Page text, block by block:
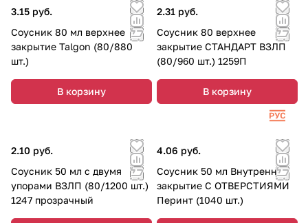
3.15 руб.
Соусник 80 мл верхнее
закрытие Talgon (80/880
шт.)
В корзину
2.31 руб.
Соусник 80 верхнее
закрытие СТАНДАРТ ВЗЛП
(80/960 шт.) 1259П
В корзину
2.10 руб.
Соусник 50 мл с двумя
упорами ВЗЛП (80/1200 шт.)
1247 прозрачный
4.06 руб.
Соусник 50 мл Внутреннее
закрытие С ОТВЕРСТИЯМИ
Перинт (1040 шт.)